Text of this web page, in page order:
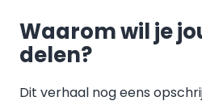
Waarom wil je
delen?
Dit verhaal nog eens